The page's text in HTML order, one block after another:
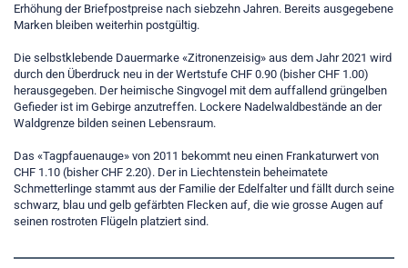
Erhöhung der Briefpostpreise nach siebzehn Jahren. Bereits ausgegebene
Marken bleiben weiterhin postgültig.
Die selbstklebende Dauermarke «Zitronenzeisig» aus dem Jahr 2021 wird
durch den Überdruck neu in der Wertstufe CHF 0.90 (bisher CHF 1.00)
herausgegeben. Der heimische Singvogel mit dem auffallend grüngelben
Gefieder ist im Gebirge anzutreffen. Lockere Nadelwaldbestände an der
Waldgrenze bilden seinen Lebensraum.
Das «Tagpfauenauge» von 2011 bekommt neu einen Frankaturwert von
CHF 1.10 (bisher CHF 2.20). Der in Liechtenstein beheimatete
Schmetterlinge stammt aus der Familie der Edelfalter und fällt durch seine
schwarz, blau und gelb gefärbten Flecken auf, die wie grosse Augen auf
seinen rostroten Flügeln platziert sind.